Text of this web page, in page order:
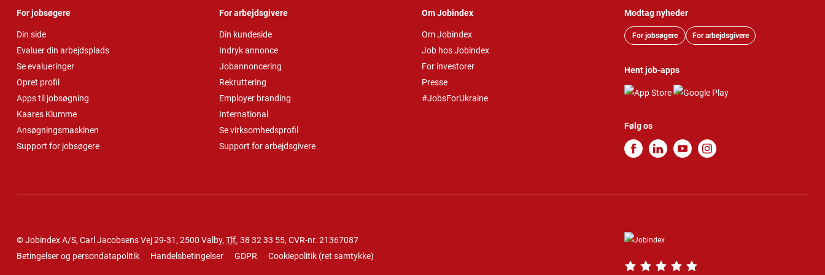
For jobsøgere
Din side
Evaluer din arbejdsplads
Se evalueringer
Opret profil
Apps til jobsøgning
Kaares Klumme
Ansøgningsmaskinen
Support for jobsøgere
For arbejdsgivere
Din kundeside
Indryk annonce
Jobannoncering
Rekruttering
Employer branding
International
Se virksomhedsprofil
Support for arbejdsgivere
Om Jobindex
Om Jobindex
Job hos Jobindex
For investorer
Presse
#JobsForUkraine
Modtag nyheder
For jobsøgere For arbejdsgivere
Hent job-apps
Følg os
© Jobindex A/S, Carl Jacobsens Vej 29-31, 2500 Valby, Tlf. 38 32 33 55, CVR-nr. 21367087
Betingelser og persondatapolitik
Handelsbetingelser GDPR Cookiepolitik (ret samtykke)